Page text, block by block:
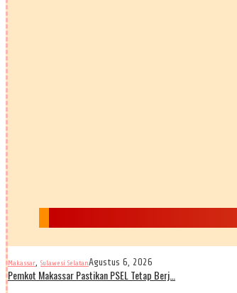
Makassar, Sulawesi SelatanAgustus 6, 2026
Pemkot Makassar Pastikan PSEL Tetap Berj…